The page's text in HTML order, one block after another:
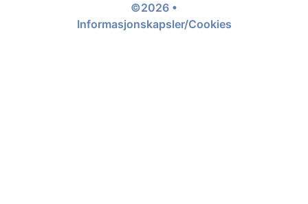
©2026 •
Informasjonskapsler/Cookies